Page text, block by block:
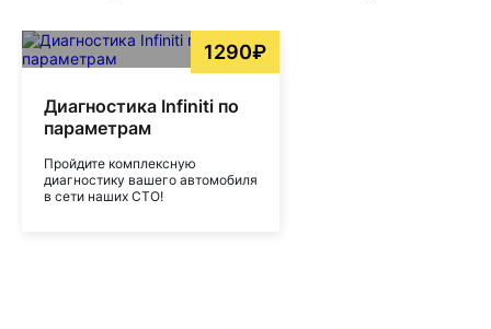
1290₽
Диагностика Infiniti по
параметрам
Пройдите комплексную
диагностику вашего автомобиля
в сети наших СТО!